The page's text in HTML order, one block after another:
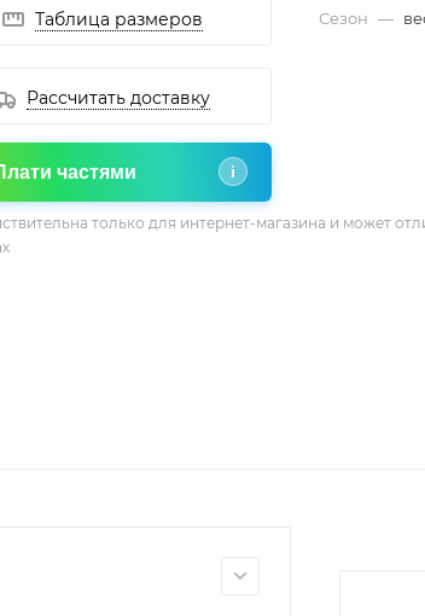
Таблица размеров
Рассчитать доставку
частями i
Сезон —
только для интернет-магазина и может